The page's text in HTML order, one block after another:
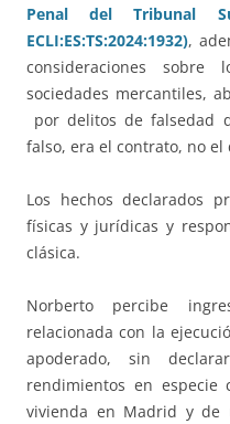
Penal del Tribunal
ECLI:ES:TS:2024:1932),
consideraciones
sociedades mercantiles,
por delitos de falsedad
falso, era el contrato, no
Los hechos declarados
físicas y jurídicas y
clásica.
Norberto percibe
relacionada con la
apoderado, sin
rendimientos en
vivienda en Madrid y de